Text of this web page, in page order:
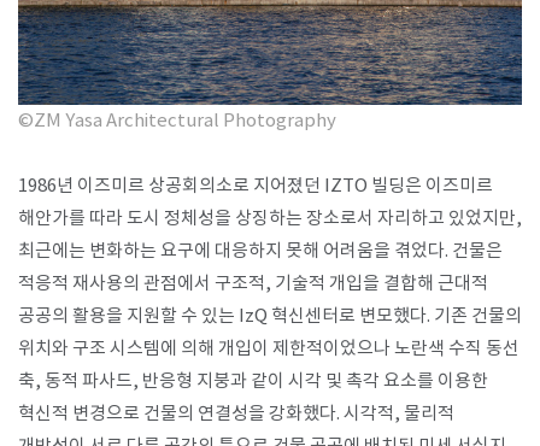
Contact
©ZM Yasa Architectural Photography
1986년 이즈미르 상공회의소로 지어졌던 IZTO 빌딩은 이즈미르
해안가를 따라 도시 정체성을 상징하는 장소로서 자리하고 있었지만,
최근에는 변화하는 요구에 대응하지 못해 어려움을 겪었다. 건물은
적응적 재사용의 관점에서 구조적, 기술적 개입을 결합해 근대적
공공의 활용을 지원할 수 있는 IzQ 혁신센터로 변모했다. 기존 건물의
위치와 구조 시스템에 의해 개입이 제한적이었으나 노란색 수직 동선
축, 동적 파사드, 반응형 지붕과 같이 시각 및 촉각 요소를 이용한
혁신적 변경으로 건물의 연결성을 강화했다. 시각적, 물리적